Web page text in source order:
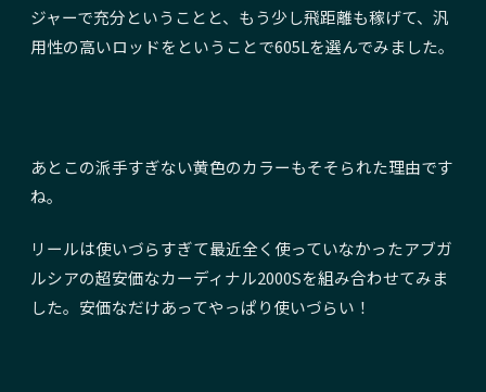
ジャーで充分ということと、もう少し飛距離も稼げて、汎
用性の高いロッドをということで605Lを選んでみました。
あとこの派手すぎない黄色のカラーもそそられた理由です
ね。
リールは使いづらすぎて最近全く使っていなかったアブガ
ルシアの超安価なカーディナル2000Sを組み合わせてみま
した。安価なだけあってやっぱり使いづらい！